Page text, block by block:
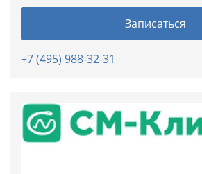
Записаться
+7 (495) 988-32-31